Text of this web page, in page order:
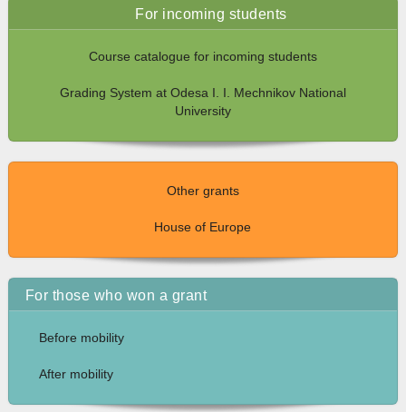
For incoming students
Course catalogue for incoming students
Grading System at Odesa I. I. Mechnikov National
University
Other grants
House of Europe
For those who won a grant
Before mobility
After mobility